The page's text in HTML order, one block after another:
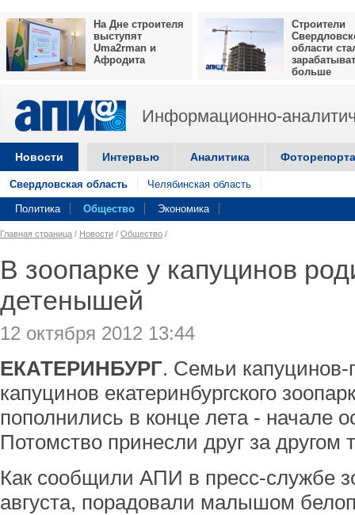
На Дне строителя
выступят
Uma2rman и
Афродита
Строители
области
больше
Информационно-
Новости Интервью Аналитика
Свердловская область Челябинская область
Политика Общество Экономика
Главная страница / Новости / Общество /
В зоопарке у капуцинов
детенышей
12 октября 2012 13:44
ЕКАТЕРИНБУРГ. Семьи капуцинов-
капуцинов екатеринбургского
пополнились в конце лета - начале
Потомство принесли друг за другом
Как сообщили АПИ в пресс-службе
августа, порадовали малышом